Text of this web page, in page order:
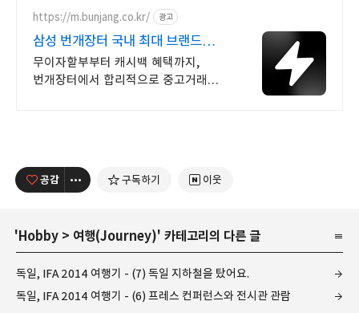
https://m.bunjang.co.kr/ 광고
삼성 번개장터 국내 최대 브랜드
중고거래
무이자할부부터 캐시백 혜택까지,
번개장터에서 합리적으로 중고거래
공감 구독하기 이웃
' Hobby > 여행(Journey)' 카테고리의 다른 글
독일, IFA 2014 여행기 - (7) 독일 지하철을 탔어요.
독일, IFA 2014 여행기 - (6) 프레스 컨퍼런스와 전시관 관람